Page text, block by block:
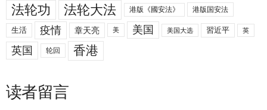
法轮功 法轮大法 港版《國安法》 港版国安法
生活 疫情 章天亮 美 美国 美国大选 習近平 英
英国 轮回 香港
读者留言